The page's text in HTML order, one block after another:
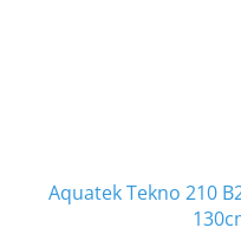
Aquatek Tekno 210